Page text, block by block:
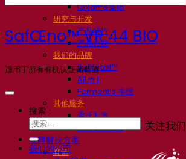
Lesaffre集团
研究与开发
产品特性
产品开发
我们的品牌
SafYeast™
All In 1
Fermentis 学院
其他服务
委托制造
酒水饮料品鉴
发酵解决方案
啤酒
SafŒno™ VR 44 BIO
适用于所有有机认证葡萄酒
关注我们
搜索：
我们的公司